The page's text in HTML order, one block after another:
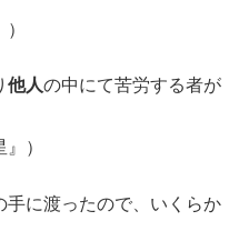
他人の中にて苦労する者が
）
手に渡ったので、いくらか